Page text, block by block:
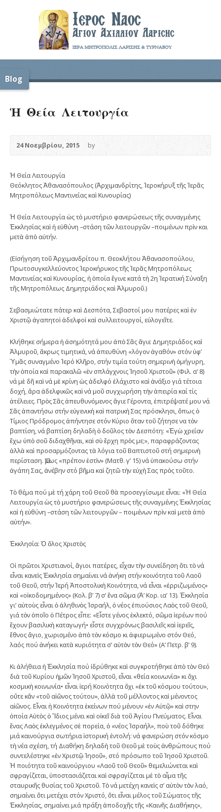
Blog
Ἡ Θεία Λειτουργία
24 Νοεμβρίου, 2015 by
Ἡ Θεία Λειτουργία
Θεόκλητος Ἀθανασόπουλος (Ἀρχιμανδρίτης, Ἱεροκήρυξ τῆς Ἱερᾶς
Μητροπόλεως Μαντινείας καὶ Κυνουρίας)
Ἡ Θεία Λειτουργία ὡς τὸ μυστήριο φανερώσεως τῆς συναγμένης
Ἐκκλησίας καὶ ἡ εὐθύνη –στάση τῶν λειτουργῶν –ποιμένων πρὶν και
μετὰ ἀπὸ αὐτήν.
(Εἰσήγηση τοῦ Ἀρχιμανδρίτου π. Θεοκλήτου Ἀθανασοπούλου,
Πρωτοσυγκελλεύοντος Ἱεροκήρυκος τῆς Ἱερᾶς Μητροπόλεως
Μαντινείας καὶ Κυνουρίας, ἡ ὁποία ἔγινε κατά τὴ 2η Ἱερατική Σύναξη
τῆς Μητροπόλεως Δημητριάδος καὶ Ἁλμυροῦ.)
Σεβασμιώτατε πάτερ καὶ Δεσπότα, Σεβαστοί μου πατέρες καὶ ἐν
Χριστῷ ἀγαπητοὶ ἀδελφοὶ καὶ συλλειτουργοί, εὐλογεῖτε.
Κλήθηκε σήμερα ἡ ἀσημότητά μου ἀπὸ Σᾶς ἅγιε Δημητριάδος καὶ
Ἁλμυροῦ, ἄκρως τιμητικά, νά ἀπευθύνη «λόγον ἀγαθόν» στόν ὑφ’
Ὑμᾶς συναγμένο Ἱερό Κλῆρο, στήν τιμία τούτη σημερινὴ ὁμήγυρη,
τὴν ὁποία καὶ παρακαλῶ «ἐν σπλάγχνοις Ἰησοῦ Χριστοῦ» (Φιλ. α’ 8)
νά μὲ δῆ καὶ νά μὲ κρίνη ὡς ἀδελφό ἐλάχιστο καὶ ἀνάξιο γιά τέτοια
δοχή, ἄρα ἀδελφικῶς καὶ νά μοῦ συγχωρήση τὴν ἀπειρία καί τίς
ἀτέλειες. Πρὸς Σᾶς ἀπευθυνόμενος ἅγιε Γέροντα, ἐπιτρέψατέ μου νά
Σᾶς ἀπαντήσω στήν εὐγενικὴ καὶ πατρικὴ Σας πρόσκλησι, ὅπως ὁ
Τίμιος Πρόδρομος ἀπήντησε στόν Κύριο ὅταν τοῦ ζήτησε να τὸν
βαπτίση, νά βαπτίση δηλαδὴ ὁ δοῦλος τὸν Δεσπότη: «Ἐγὼ χρείαν
ἔχω ὑπὸ σοῦ διδαχθῆναι, καὶ σὺ ἔρχη πρὸς με;», παραφράζοντας
ἀλλὰ καὶ προσαρμόζοντας τὰ λόγια τοῦ Βαπτιστοῦ στή σημερινὴ
περίσταση. Ὅμως «πρέπον ἐστὶν» (Ματθ. γ’ 15) νά ὑπακούσω στήν
ἀγάπη Σας, ἀνέβην στό βῆμα καὶ ζητῶ τὴν εὐχὴ Σας πρὸς τοῦτο.
Τὸ θέμα πού μὲ τή χάρη τοῦ Θεοῦ θὰ προσεγγίσωμε εἶναι: «Ἡ Θεία
Λειτουργία ὡς τὸ μυστήριο φανερώσεως τῆς συναγμένης Ἐκκλησίας
καὶ ἡ εὐθύνη –στάση τῶν λειτουργῶν – ποιμένων πρὶν καὶ μετὰ ἀπὸ
αὐτήν».
Ἐκκλησία: Ὁ ὅλος Χριστὸς
Οἱ πρῶτοι Χριστιανοί, ἅγιοι πατέρες, εἶχαν τὴν συνείδηση ὅτι τὸ νά
εἶναι κανεὶς Ἐκκλησία σημαίνει νά ἀνήκη στήν κοινότητα τοῦ Λαοῦ
τοῦ Θεοῦ, στήν Ἱερή Ἀποστολικὴ Κοινότητα, νά εἶναι «ἐρριζωμένος»
καὶ «οἰκοδομημένος» (Κολ. β’ 7) σ’ ἕνα σῶμα (Ἀ’ Κορ. ια’ 13). Ἐκκλησία
γι’ αὐτοὺς εἶναι ὁ ἀληθινὸς Ἰσραήλ, ὁ νέος ἐπιούσιος Λαὸς τοῦ Θεοῦ,
γιά τὸν ὁποῖο ὁ Πέτρος εἶπε: «Εἶστε γένος ἐκλεκτό, σῶμα ἱερέων πού
ἔχουν βασιλικὴ καταγωγή• εἶστε συγχρόνως βασιλεῖς καὶ ἱερεῖς,
ἔθνος ἅγιο, χωρισμένο ἀπὸ τὸν κόσμο κι ἀφιερωμένο στόν Θεό,
λαός πού ἀνήκει κατὰ κυριότητα σ’ αὐτὸν τὸν Θεό» (Α’ Πετρ. β’ 9).
Κι ἀλήθεια ἡ Ἐκκλησία πού ἱδρύθηκε καὶ συγκροτήθηκε ἀπὸ τὸν Θεό
διὰ τοῦ Κυρίου ἡμῶν Ἰησοῦ Χριστοῦ, εἶναι «θεία κοινωνία» κι ὄχι
κοσμικὴ κοινωνία• εἶναι ἱερή Κοινότητα ὄχι «ἐκ τοῦ κόσμου τούτου»,
οὔτε κἄν «τοῦ αἰῶνος τούτου», ἀλλὰ τοῦ μέλλοντος καὶ μένοντος
αἰῶνος. Εἶναι ἡ Κοινότητα ἐκείνων πού μένουν «ἐν Αὐτῷ» καὶ στην
ὁποία Αὐτὸς ὁ Ἴδιος μένει καὶ οἰκεῖ διὰ τοῦ Ἁγίου Πνεύματος. Εἶναι
ἕνας Λαὸς ἐκλεγμένος σὲ πορεία, ὁ «νέος Ἰσραήλ», ποὺ τοῦ δόθηκε
μιά καινούργια σωτήρια ἱστορική ἐντολή: νά φανερώση στόν κόσμο
τὴ νέα σχέση, τή Διαθήκη δηλαδὴ τοῦ Θεοῦ μὲ τοὺς ἀνθρώπους πού
συντελέστηκε «ἐν Χριστῷ Ἰησοῦ», στό πρόσωπο τοῦ Ἰησοῦ Χριστοῦ.
Ἡ ποιότητα τοῦ καινούργιου «Λαοῦ τοῦ Θεοῦ» θεμελιώνεται καὶ
σφραγίζεται, ὑποστασιάζεται καὶ σφραγίζεται μὲ τὸ αἷμα τῆς
σταυρικῆς θυσίας τοῦ Χριστοῦ. Τὸ νά μετέχη κανεὶς σ’ αὐτὸν τὸν λαό,
σημαίνει ὅτι μετέχει στόν Χριστό, ὅτι εἶναι μέλος τοῦ Σώματος τῆς
Ἐκκλησίας, σημαίνει μιά πράξη ἀποδοχῆς τῆς «Καινῆς Διαθήκης»,